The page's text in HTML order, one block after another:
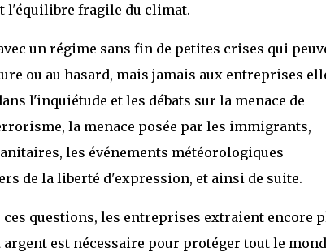
l'équilibre fragile du climat.
un régime sans fin de petites crises qui
ou au hasard, mais jamais aux entreprises
l'inquiétude et les débats sur la menace de
la menace posée par les immigrants,
les événements météorologiques
de la liberté d'expression, et ainsi de suite.
questions, les entreprises extraient encore
est nécessaire pour protéger tout le